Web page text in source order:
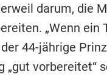
darum, die
„Wenn ein
44-jährige
„gut vorbereitet“